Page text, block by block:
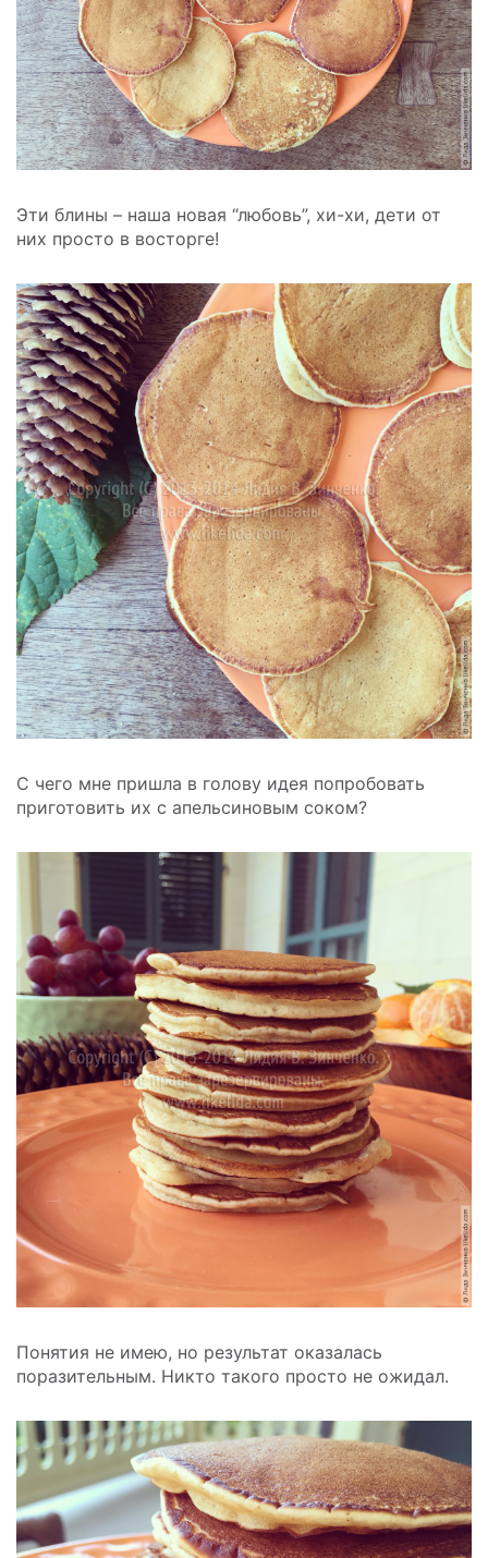
Эти блины – наша новая “любовь”, хи-хи, дети от
них просто в восторге!
С чего мне пришла в голову идея попробовать
приготовить их с апельсиновым соком?
Понятия не имею, но результат оказалась
поразительным. Никто такого просто не ожидал.